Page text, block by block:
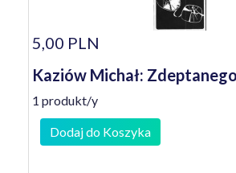
5,00 PLN
Kaziów Michał:
1 produkt/y
Dodaj do Koszyka